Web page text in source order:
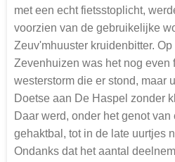
met een echt fietsstoplicht,
voorzien van de gebruikelijke
Zeuv'mhuuster kruidenbitter.
Zevenhuizen was het nog even
westerstorm die er stond, maar
Doetse aan De Haspel zonder
Daar werd, onder het genot
gehaktbal, tot in de late uurtjes
Ondanks dat het aantal